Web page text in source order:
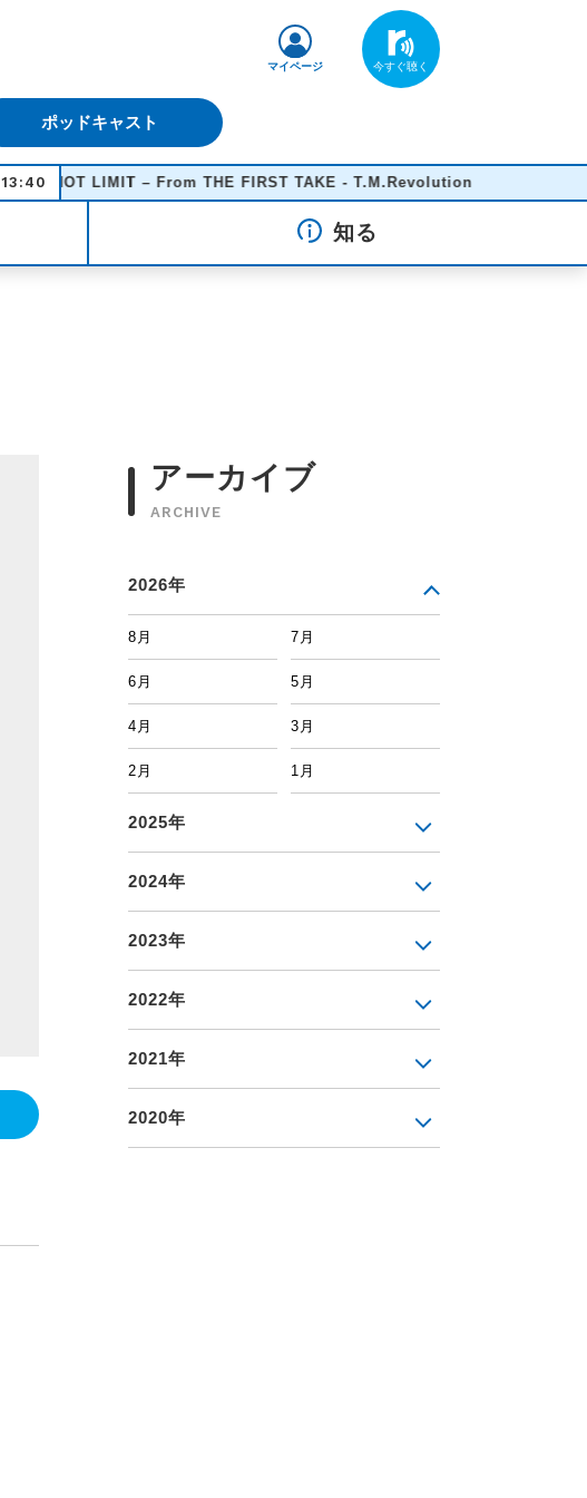
ポッドキャスト
マイページ
13:40
HOT LIMIT – From THE FIRST TAKE - T.M.Revolution
知る
アーカイブ
ARCHIVE
2026年
8月 7月
6月 5月
4月 3月
2月 1月
2025年
2024年
2023年
2022年
2021年
2020年